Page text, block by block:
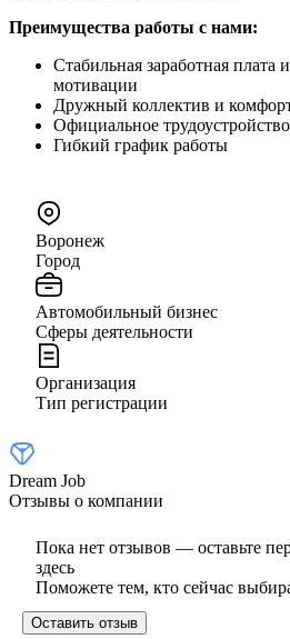
Преимущества работы с нами:
Стабильная заработная плата
мотивации
Дружный коллектив и
Официальное
Гибкий график работы
Воронеж
Город
Автомобильный бизнес
Сферы деятельности
Организация
Тип регистрации
Dream Job
Отзывы о компании
Пока нет отзывов — оставьте
здесь
Поможете тем, кто сейчас
Оставить отзыв